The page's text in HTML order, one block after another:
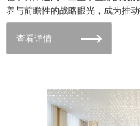
养与前瞻性的战略眼光，成为推
国科学技术大学硕士、九三学社
车零部件智能装备开发经验，同
专家库专家及浙江智能网联汽车
攻关项目，涵盖线控底盘、热管
其著作《人工智能时代-未来已来
仅系统梳理了智能汽车技术的发
查看详情